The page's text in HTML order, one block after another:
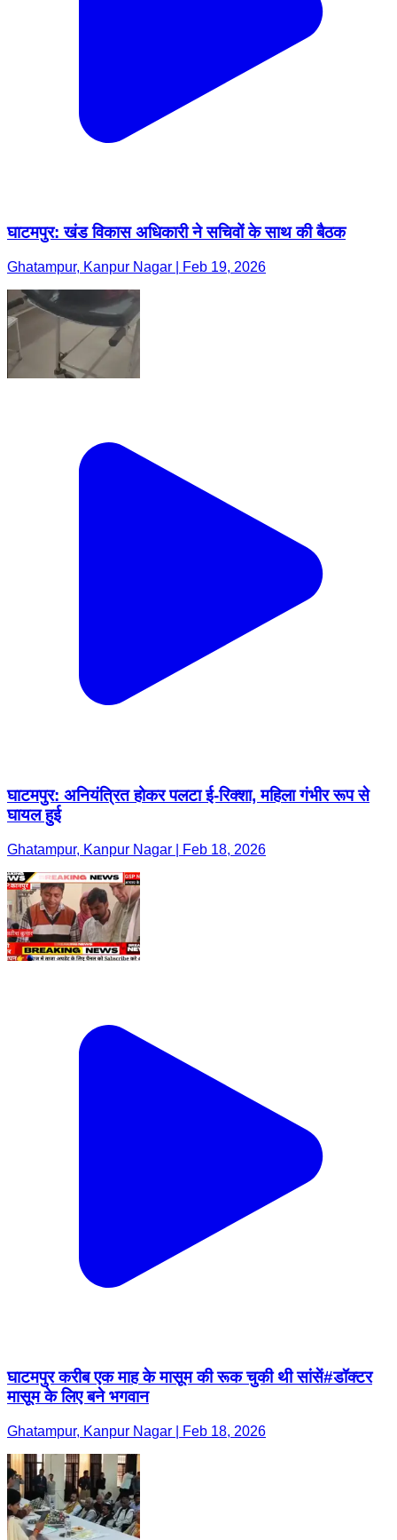
घाटमपुर: खंड विकास अधिकारी ने सचिवों के साथ की बैठक
Ghatampur, Kanpur Nagar | Feb 19, 2026
घाटमपुर: अनियंत्रित होकर पलटा ई-रिक्शा, महिला गंभीर रूप से
घायल हुई
Ghatampur, Kanpur Nagar | Feb 18, 2026
घाटमपुर करीब एक माह के मासूम की रूक चुकी थी सांसें#डॉक्टर
मासूम के लिए बने भगवान
Ghatampur, Kanpur Nagar | Feb 18, 2026